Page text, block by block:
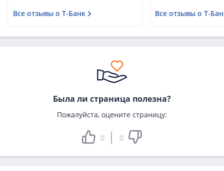
Все отзывы о Т-Банк Все отзывы о Т-
Была ли страница полезна?
Пожалуйста, оцените страницу:
0 0